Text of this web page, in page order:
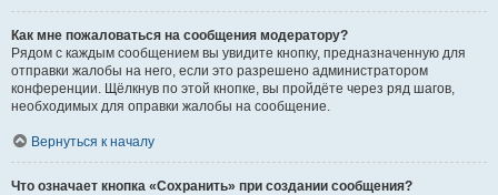
Как мне пожаловаться на сообщения модератору?
Рядом с каждым сообщением вы увидите кнопку, предназначенную для
отправки жалобы на него, если это разрешено администратором
конференции. Щёлкнув по этой кнопке, вы пройдёте через ряд шагов,
необходимых для оправки жалобы на сообщение.
Вернуться к началу
Что означает кнопка «Сохранить» при создании сообщения?